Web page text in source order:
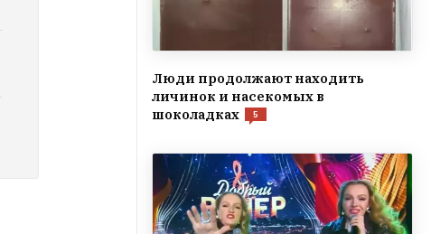
Люди продолжают находить
личинок и насекомых в
шоколадках
5